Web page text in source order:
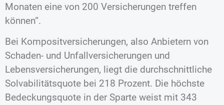
Monaten eine von 200 Versicherungen treffen
können“.
Bei Kompositversicherungen, also Anbietern von
Schaden- und Unfallversicherungen und
Lebensversicherungen, liegt die durchschnittliche
Solvabilitätsquote bei 218 Prozent. Die höchste
Bedeckungsquote in der Sparte weist mit 343